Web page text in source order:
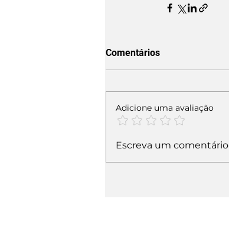
Comentários
Adicione uma avaliação
Escreva um comentário